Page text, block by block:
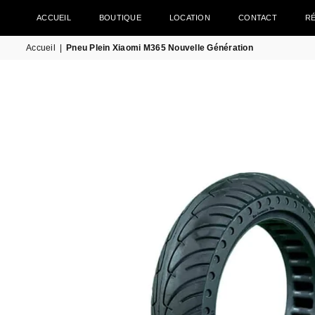
ACCUEIL BOUTIQUE LOCATION CONTACT
Accueil Pneu Plein Xiaomi M365 Nouvelle Génération